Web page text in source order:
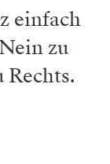
einfach
zu
Rechts.